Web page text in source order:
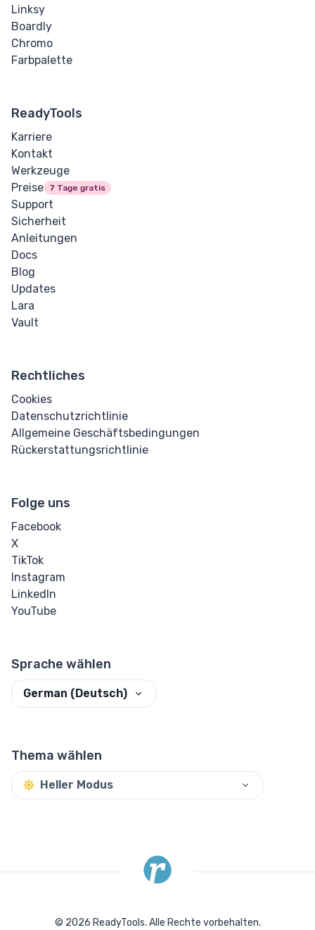
Linksy
Boardly
Chromo
Farbpalette
ReadyTools
Karriere
Kontakt
Werkzeuge
Preise
7 Tage gratis
Support
Sicherheit
Anleitungen
Docs
Blog
Updates
Lara
Vault
Rechtliches
Cookies
Datenschutzrichtlinie
Allgemeine Geschäftsbedingungen
Rückerstattungsrichtlinie
Folge uns
Facebook
X
TikTok
Instagram
LinkedIn
YouTube
Sprache wählen
German (Deutsch)
Thema wählen
Heller Modus
© 2026 ReadyTools. Alle Rechte vorbehalten.